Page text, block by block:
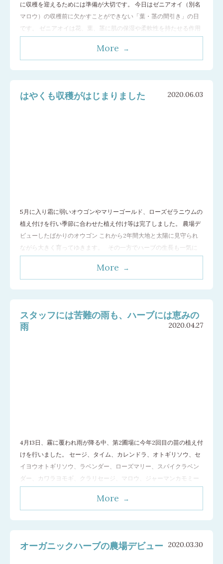
に収穫を迎えるためには準備が大切です。 今日はゼニアオイ（別名
マロウ）の収穫前に欠かすことができない「葉・茎の間引き」の日
です。 ゼニアオイは花、葉、茎に肌の保湿や柔軟性を持たせる作用
月上旬まで花を次々に咲かせます。 花のサイズはだいたい、大人の
More
はやくも収穫がはじまりました 2020.06.03
5月に入り霜に弱いオウゴンやマリーゴールド、ローズゼラニウムの
植え付けを行い季節に合わせた植え付け等は完了しました。 農場デ
ビューしたばかりのオウゴン これから2年間大地と太陽に見守られ
ながら大きく育ってゆきます。 その一方でハーブの生長も一気に
カの収穫から今年の収穫が始まりました。 やわらかく香り高いレ
More
スタッフには苦難の雨も、ハーブには恵みの
雨
2020.04.27
4月13日、霧に覆われ雨が降る中、第2圃場に今年2回目の苗の植え付
けを行いました。 セージ、タイム、カレンドラ、オトギリソウ、セ
イヨウオトギリソウ、ラベンダー、ローズマリー、スパイクラベン
ダー、カワラヨモギ、クラリセージ、マロウ、ジャーマンカモミー
は同じ場所を繰り返し歩くことで底なし沼のように長靴が沈むため
More
オーガニックハーブの農場デビュー 2020.03.30